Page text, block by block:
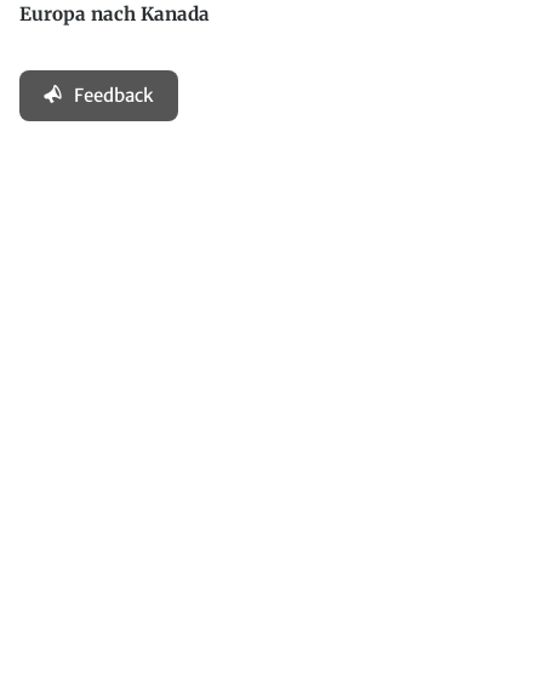
Europa nach Kanada
Feedback